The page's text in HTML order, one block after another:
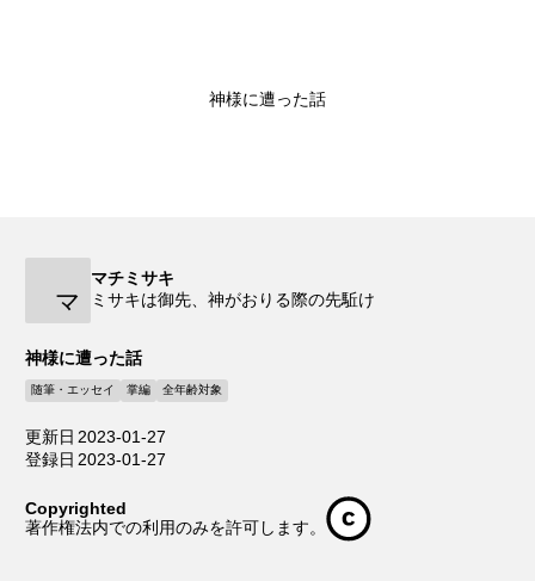
神様に遭った話
マ
マチミサキ
ミサキは御先、神がおりる際の先駈け
神様に遭った話
随筆・エッセイ 掌編 全年齢対象
更新日 2023-01-27
登録日 2023-01-27
Copyrighted
著作権法内での利用のみを許可します。